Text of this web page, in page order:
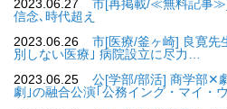
2023.06.27
市[再掲載/≪無料記事
信念､時代超え
2023.06.26
市[医療/釜ヶ崎] 良寛先
別しない医療｣ 病院設立に尽力…
2023.06.25
公[学部/部活] 商学部✕
劇｣の融合公演｢公務イング・マイ・